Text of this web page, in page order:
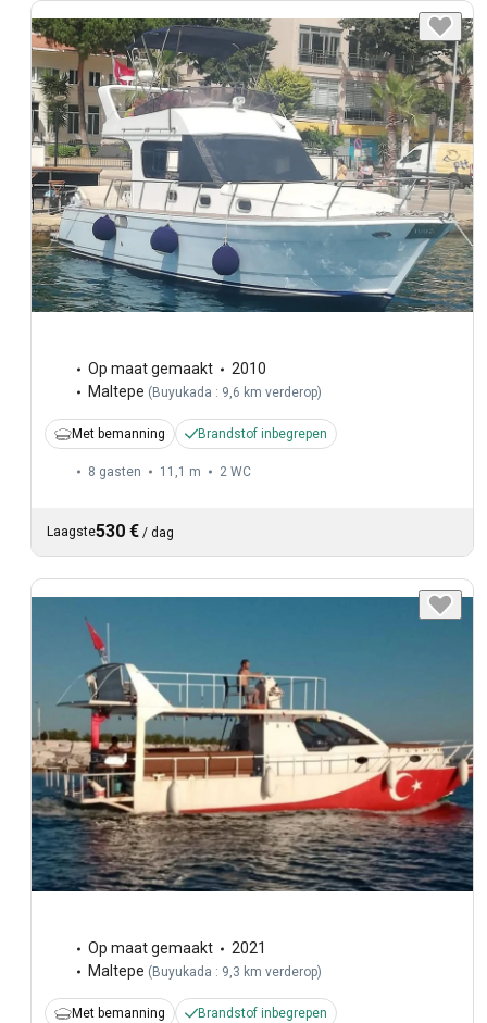
Op maat gemaakt
2010
Maltepe ( Buyukada : 9,6 km verderop)
Met bemanning Brandstof inbegrepen
8 gasten 11,1 m 2 WC
Laagste530 € / dag
Op maat gemaakt
2021
Maltepe ( Buyukada : 9,3 km verderop)
Met bemanning Brandstof inbegrepen